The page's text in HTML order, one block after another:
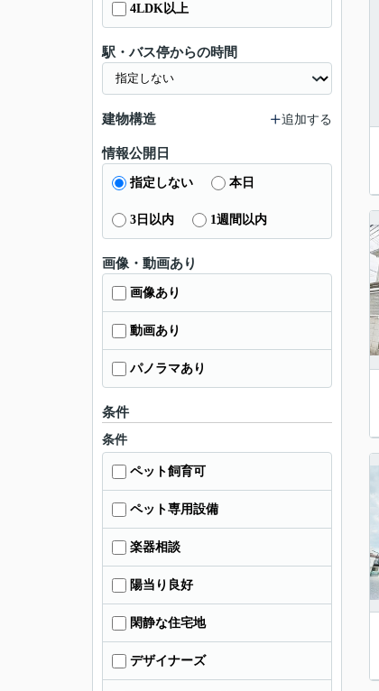
4LDK以上
駅・バス停からの時間
建物構造 追加する
情報公開日
指定しない 本日
3日以内 1週間以内
画像・動画あり
画像あり
動画あり
パノラマあり
条件
条件
ペット飼育可
ペット専用設備
楽器相談
陽当り良好
閑静な住宅地
デザイナーズ